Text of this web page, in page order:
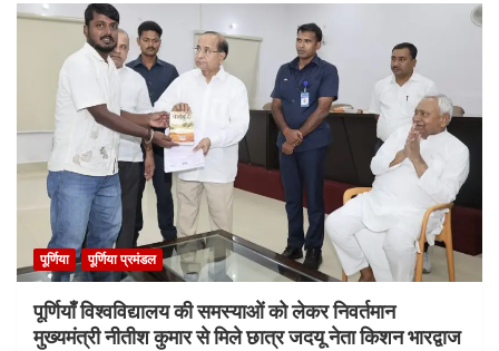
पूर्णिया पूर्णिया प्रमंडल
पूर्णियाँ विश्वविद्यालय की समस्याओं को लेकर निवर्तमान
मुख्यमंत्री नीतीश कुमार से मिले छात्र जदयू नेता किशन भारद्वाज